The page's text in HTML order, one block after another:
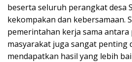
beserta seluruh perangkat desa
kekompakan dan kebersamaan.
pemerintahan kerja sama antara
masyarakat juga sangat penting
mendapatkan hasil yang lebih